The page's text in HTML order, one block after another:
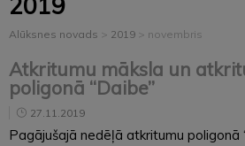
Alūksnes novads > 2019 > novembris
Atkritumu māksla un
poligonā “Daibe”
27.11.2019
Pagājušajā nedēļā atkritumu poligonā